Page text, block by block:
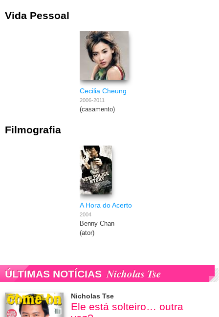
Vida Pessoal
Cecilia Cheung
2006-2011
(casamento)
Filmografia
A Hora do Acerto
2004
Benny Chan
(ator)
ÚLTIMAS NOTÍCIAS Nicholas Tse
Nicholas Tse
Ele está solteiro… outra